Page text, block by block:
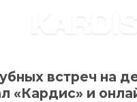
встреч на
«Кардис» и